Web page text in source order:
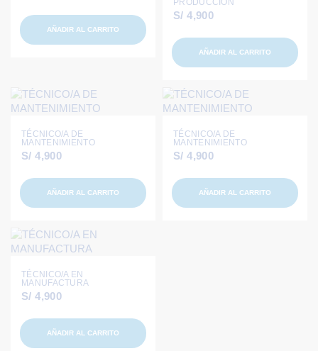
AÑADIR AL CARRITO
S/ 4,900
AÑADIR AL CARRITO
TÉCNICO/A DE
MANTENIMIENTO
S/ 4,900
AÑADIR AL CARRITO
TÉCNICO/A DE
MANTENIMIENTO
S/ 4,900
AÑADIR AL CARRITO
TÉCNICO/A EN
MANUFACTURA
S/ 4,900
AÑADIR AL CARRITO